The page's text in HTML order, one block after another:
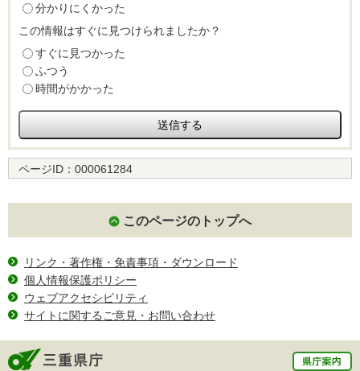
分かりにくかった
この情報はすぐに見つけられましたか？
すぐに見つかった
ふつう
時間がかかった
ページID： 000061284
このページのトップへ
リンク・著作権・免責事項・ダウンロード
個人情報保護ポリシー
ウェブアクセシビリティ
サイトに関するご意見・お問い合わせ